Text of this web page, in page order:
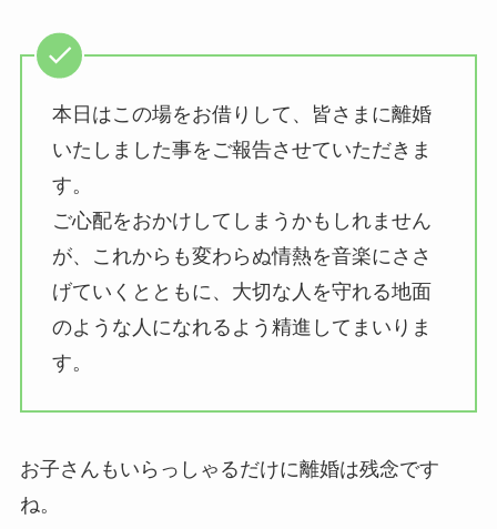
本日はこの場をお借りして、皆さまに離婚
いたしました事をご報告させていただきま
す。
ご心配をおかけしてしまうかもしれません
が、これからも変わらぬ情熱を音楽にささ
げていくとともに、大切な人を守れる地面
のような人になれるよう精進してまいりま
す。
お子さんもいらっしゃるだけに離婚は残念です
ね。